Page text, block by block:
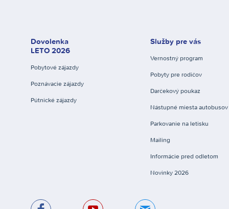
Dovolenka
LETO 2026
Pobytové zájazdy
Poznávacie zájazdy
Pútnické zájazdy
Služby pre vás
Vernostný program
Pobyty pre rodičov
Darčekový poukaz
Nástupné miesta autobusov
Parkovanie na letisku
Mailing
Informácie pred odletom
Novinky 2026